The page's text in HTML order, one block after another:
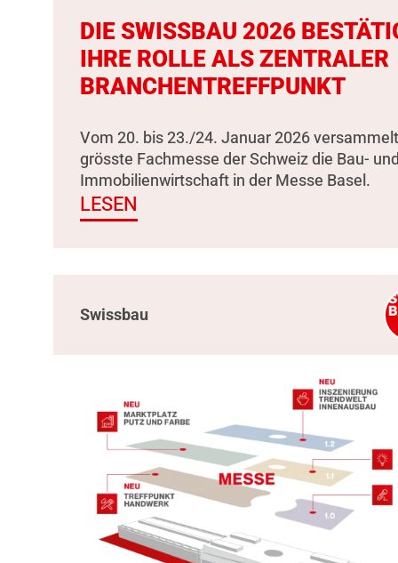
DIE SWISSBAU 2026
IHRE ROLLE ALS ZENTRALER
BRANCHENTREFFPUNKT
Vom 20. bis 23./24. Januar 2026
grösste Fachmesse der Schweiz die Bau-
Immobilienwirtschaft in der Messe Basel.
LESEN
Swissbau